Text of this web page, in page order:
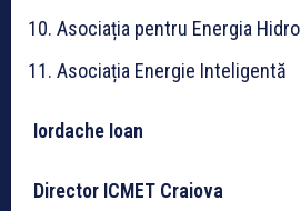
Asociația pentru Energia
Asociația Energie Inteligentă
Iordache Ioan
Director ICMET Craiova